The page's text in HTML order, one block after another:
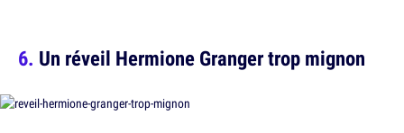
Un réveil Hermione Granger trop mignon